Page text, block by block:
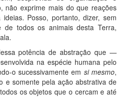
não exprime mais do que reações
Posso, portanto, dizer, sem
todos os animais desta Terra,
potência de abstração que —
na espécie humana pelo
o sucessivamente em si mesmo,
e somente pela ação abstrativa de
os objetos que o cercam e até